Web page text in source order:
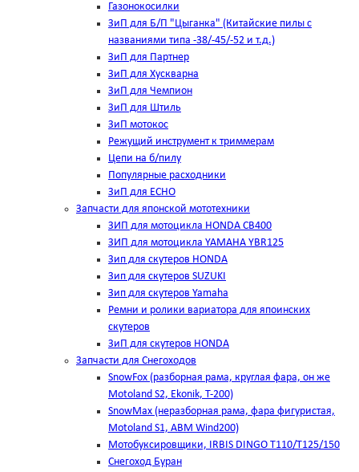
Газонокосилки
ЗиП для Б/П "Цыганка" (Китайские пилы с
названиями типа -38/-45/-52 и т.д.)
ЗиП для Партнер
ЗиП для Хускварна
ЗиП для Чемпион
ЗиП для Штиль
ЗиП мотокос
Режущий инструмент к триммерам
Цепи на б/пилу
Популярные расходники
ЗиП для ЕСНО
Запчасти для японской мототехники
ЗИП для мотоцикла HONDA CB400
ЗИП для мотоцикла YAMAHA YBR125
Зип для скутеров HONDA
Зип для скутеров SUZUKI
Зип для скутеров Yamaha
Ремни и ролики вариатора для япоинских
скутеров
ЗиП для скутеров HONDA
Запчасти для Снегоходов
SnowFox (разборная рама, круглая фара, он же
Motoland S2, Ekonik, T-200)
SnowMax (неразборная рама, фара фигуристая,
Motoland S1, ABM Wind200)
Мотобуксировщики, IRBIS DINGO Т110/Т125/150
Снегоход Буран